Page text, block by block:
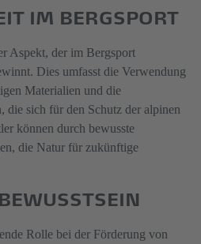
IM BERGSPORT
Aspekt, der im Bergsport
Dies umfasst die Verwendung
Materialien und die
die sich für den Schutz der alpinen
können durch bewusste
die Natur für zukünftige
Rolle bei der Förderung von